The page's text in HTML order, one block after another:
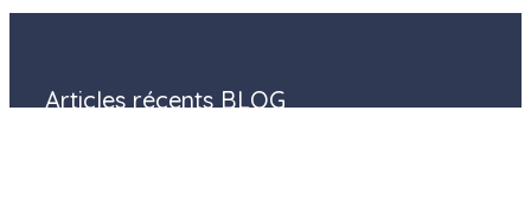
Articles récents BLOG